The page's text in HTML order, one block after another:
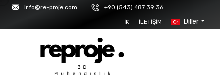
info@re-proje.com +90 (543) 487 39 36
İK İLETIŞIM Diller